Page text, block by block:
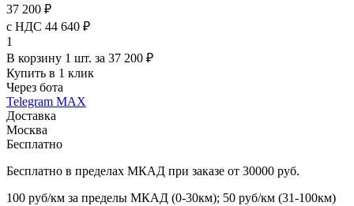
37 200 ₽
с НДС 44 640 ₽
1
В корзину 1 шт. за 37 200 ₽
Купить в 1 клик
Через бота
Telegram MAX
Доставка
Москва
Бесплатно
Бесплатно в пределах МКАД при заказе от 30000 руб.
100 руб/км за пределы МКАД (0-30км); 50 руб/км (31-100км)